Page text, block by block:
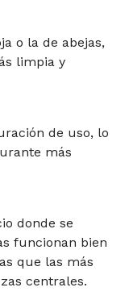
o la de abejas,
limpia y
de uso, lo
más
donde se
funcionan bien
que las más
centrales.